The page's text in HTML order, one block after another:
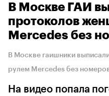
В Москве ГАИ
протоколов
Mercedes без
В Москве гаишники
рулем Mercedes без
На видео попала